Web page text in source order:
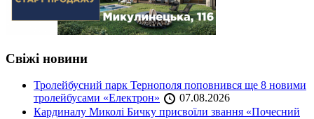
Свіжі новини
Тролейбусний парк Тернополя поповнився ще 8 новими
тролейбусами «Електрон»
07.08.2026
Кардиналу Миколі Бичку присвоїли звання «Почесний